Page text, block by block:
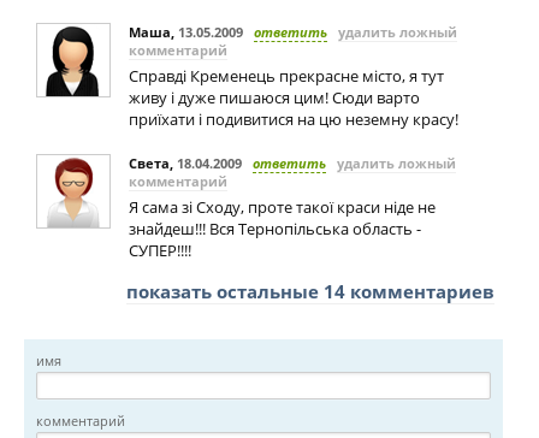
Маша, 13.05.2009 ответить удалить ложный
комментарий
Справді Кременець прекрасне місто, я тут
живу і дуже пишаюся цим! Сюди варто
приїхати і подивитися на цю неземну красу!
Света, 18.04.2009 ответить удалить ложный
комментарий
Я сама зі Сходу, проте такої краси ніде не
знайдеш!!! Вся Тернопільська область -
СУПЕР!!!!
показать остальные 14 комментариев
имя
комментарий